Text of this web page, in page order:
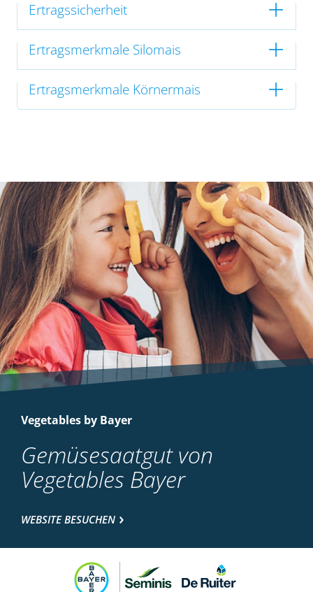
Ertragssicherheit
Ertragsmerkmale Silomais
Ertragsmerkmale Körnermais
Vegetables by Bayer
Gemüsesaatgut von
Vegetables Bayer
WEBSITE BESUCHEN